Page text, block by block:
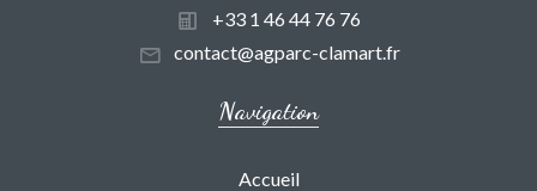
+33 1 46 44 76 76
contact@agparc-clamart.fr
Navigation
Accueil